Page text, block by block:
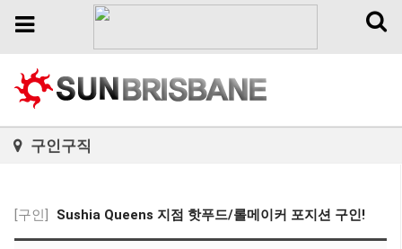
Toggle
Toggle
구인구직
[구인] Sushia Queens 지점 핫푸드/롤메이커 포지션 구인!